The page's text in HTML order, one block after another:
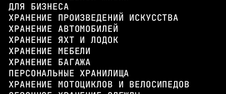
ДЛЯ БИЗНЕСА
ХРАНЕНИЕ ПРОИЗВЕДЕНИЙ ИСКУССТВА
ХРАНЕНИЕ АВТОМОБИЛЕЙ
ХРАНЕНИЕ ЯХТ И ЛОДОК
ХРАНЕНИЕ МЕБЕЛИ
ХРАНЕНИЕ БАГАЖА
ПЕРСОНАЛЬНЫЕ ХРАНИЛИЩА
ХРАНЕНИЕ МОТОЦИКЛОВ И ВЕЛОСИПЕДОВ